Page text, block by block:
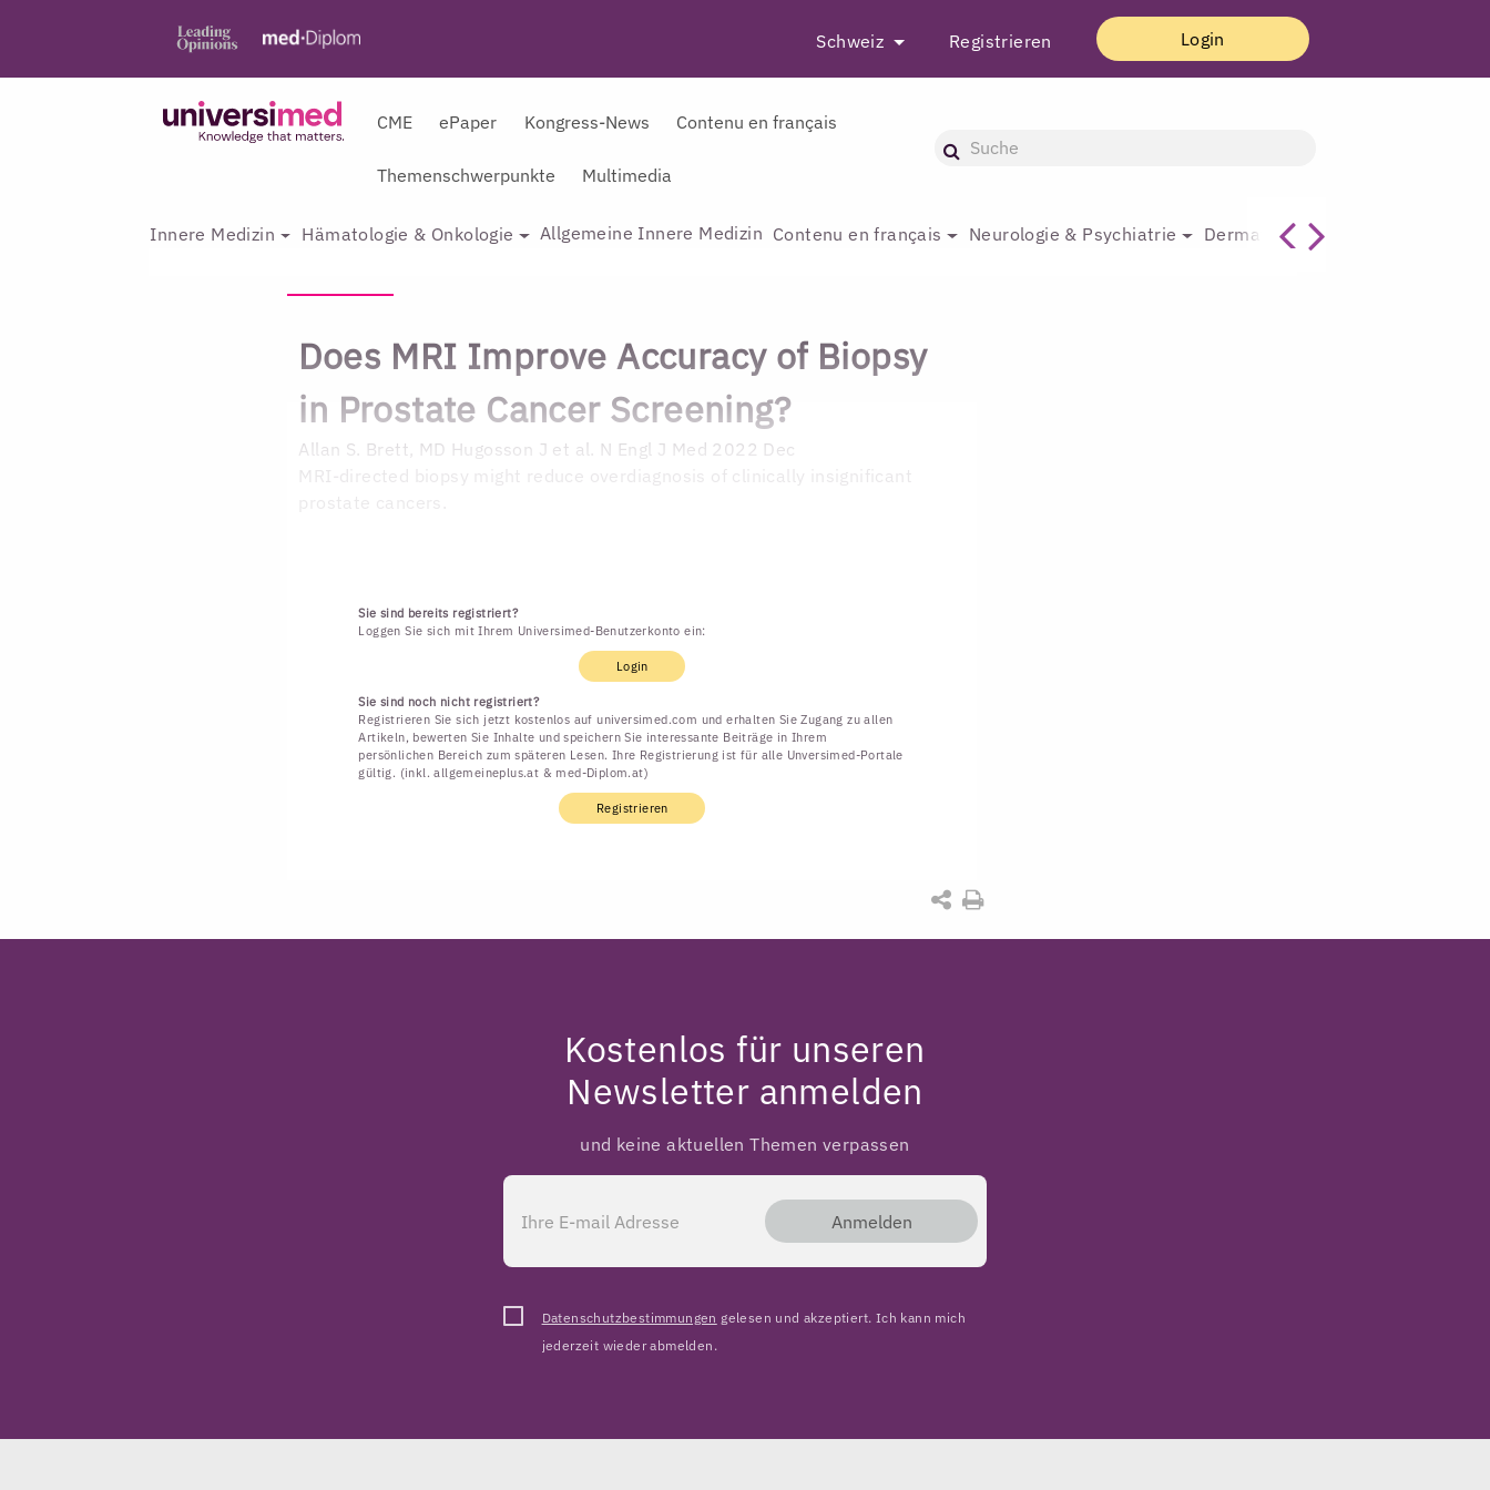
Schweiz Registrieren Login
CME ePaper Kongress-News Contenu en français
Themenschwerpunkte Multimedia
Innere Medizin Hämatologie & Onkologie Allgemeine Innere Medizin Contenu en français Neurologie & Psychiatrie Dermatologie & Plastische
Does MRI Improve Accuracy of Biopsy
in Prostate Cancer Screening?
Allan S. Brett, MD Hugosson J et al. N Engl J Med 2022 Dec
MRI-directed biopsy might reduce overdiagnosis of clinically insignificant
Sie sind bereits registriert?
Loggen Sie sich mit Ihrem Universimed-Benutzerkonto ein:
Login
Sie sind noch nicht registriert?
Registrieren Sie sich jetzt kostenlos auf universimed.com und erhalten Sie Zugang zu allen
Artikeln, bewerten Sie Inhalte und speichern Sie interessante Beiträge in Ihrem
persönlichen Bereich zum späteren Lesen. Ihre Registrierung ist für alle Unversimed-Portale
gültig. (inkl. allgemeineplus.at & med-Diplom.at)
Registrieren
Kostenlos für unseren
Newsletter anmelden
und keine aktuellen Themen verpassen
Anmelden
Datenschutzbestimmungen gelesen und akzeptiert. Ich kann mich
jederzeit wieder abmelden.